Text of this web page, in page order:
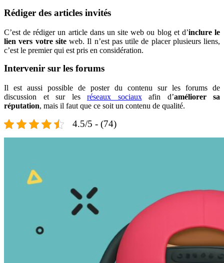
Rédiger des articles invités
C’est de rédiger un article dans un site web ou blog et d’inclure le
lien vers votre siteweb. Il n’est pas utile de placer plusieurs liens,
c’est le premier qui est pris en considération.
Intervenir sur les forums
Il est aussi possible de poster du contenu sur les forums de
discussion et sur les réseaux sociauxafin d’améliorer sa
réputation, mais il faut que ce soit un contenu de qualité.
4.5/5 - (74)